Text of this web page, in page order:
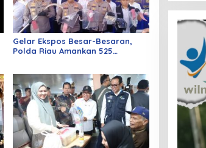
Gelar Ekspos Besar-Besaran,
Polda Riau Amankan 525